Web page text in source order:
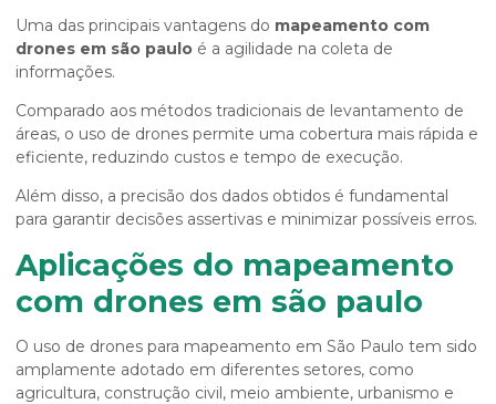
Uma das principais vantagens do mapeamento com
drones em são paulo é a agilidade na coleta de
informações.
Comparado aos métodos tradicionais de levantamento de
áreas, o uso de drones permite uma cobertura mais rápida e
eficiente, reduzindo custos e tempo de execução.
Além disso, a precisão dos dados obtidos é fundamental
para garantir decisões assertivas e minimizar possíveis erros.
Aplicações do mapeamento
com drones em são paulo
O uso de drones para mapeamento em São Paulo tem sido
amplamente adotado em diferentes setores, como
agricultura, construção civil, meio ambiente, urbanismo e